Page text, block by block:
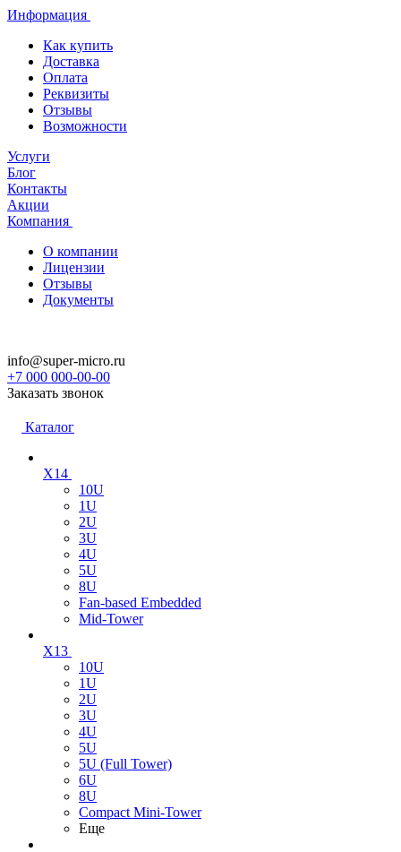
Информация
Как купить
Доставка
Оплата
Реквизиты
Отзывы
Возможности
Услуги
Блог
Контакты
Акции
Компания
О компании
Лицензии
Отзывы
Документы
info@super-micro.ru
+7 000 000-00-00
Заказать звонок
Каталог
X14
10U
1U
2U
3U
4U
5U
8U
Fan-based Embedded
Mid-Tower
X13
10U
1U
2U
3U
4U
5U
5U (Full Tower)
6U
8U
Compact Mini-Tower
Еще